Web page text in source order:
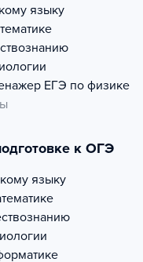
языку
ЕГЭ по физике
к ОГЭ
языку